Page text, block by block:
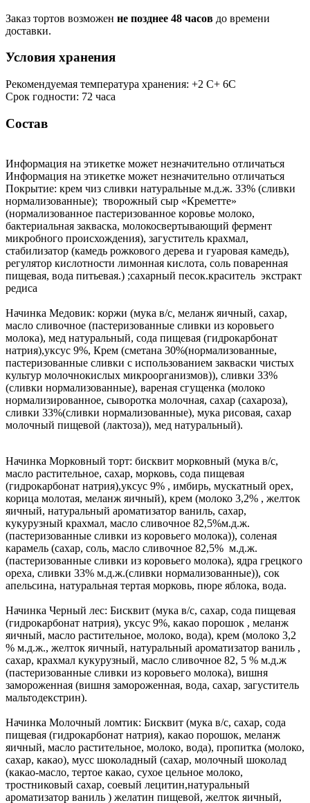
Заказ тортов возможен не позднее 48 часов до времени
доставки.
Условия хранения
Рекомендуемая температура хранения: +2 С+ 6С
Срок годности: 72 часа
Состав
Информация на этикетке может незначительно отличаться
Информация на этикетке может незначительно отличаться
Покрытие: крем чиз сливки натуральные м.д.ж. 33% (сливки
нормализованные); творожный сыр «Креметте»
(нормализованное пастеризованное коровье молоко,
бактериальная закваска, молокосвертывающий фермент
микробного происхождения), загуститель крахмал,
стабилизатор (камедь рожкового дерева и гуаровая камедь),
регулятор кислотности лимонная кислота, соль поваренная
пищевая, вода питьевая.) ;сахарный песок.краситель экстракт
редиса
Начинка Медовик: коржи (мука в/с, меланж яичный, сахар,
масло сливочное (пастеризованные сливки из коровьего
молока), мед натуральный, сода пищевая (гидрокарбонат
натрия),уксус 9%, Крем (сметана 30%(нормализованные,
пастеризованные сливки с использованием закваски чистых
культур молочнокислых микроорганизмов)), сливки 33%
(сливки нормализованные), вареная сгущенка (молоко
нормализированное, сыворотка молочная, сахар (сахароза),
сливки 33%(сливки нормализованные), мука рисовая, сахар
молочный пищевой (лактоза)), мед натуральный).
Начинка Морковный торт: бисквит морковный (мука в/с,
масло растительное, сахар, морковь, сода пищевая
(гидрокарбонат натрия),уксус 9% , имбирь, мускатный орех,
корица молотая, меланж яичный), крем (молоко 3,2% , желток
яичный, натуральный ароматизатор ваниль, сахар,
кукурузный крахмал, масло сливочное 82,5%м.д.ж.
(пастеризованные сливки из коровьего молока)), соленая
карамель (сахар, соль, масло сливочное 82,5% м.д.ж.
(пастеризованные сливки из коровьего молока), ядра грецкого
ореха, сливки 33% м.д.ж.(сливки нормализованные)), сок
апельсина, натуральная тертая морковь, пюре яблока, вода.
Начинка Черный лес: Бисквит (мука в/с, сахар, сода пищевая
(гидрокарбонат натрия), уксус 9%, какао порошок , меланж
яичный, масло растительное, молоко, вода), крем (молоко 3,2
% м.д.ж., желток яичный, натуральный ароматизатор ваниль ,
сахар, крахмал кукурузный, масло сливочное 82, 5 % м.д.ж
(пастеризованные сливки из коровьего молока), вишня
замороженная (вишня замороженная, вода, сахар, загуститель
мальтодекстрин).
Начинка Молочный ломтик: Бисквит (мука в/с, сахар, сода
пищевая (гидрокарбонат натрия), какао порошок, меланж
яичный, масло растительное, молоко, вода), пропитка (молоко,
сахар, какао), мусс шоколадный (сахар, молочный шоколад
(какао-масло, тертое какао, сухое цельное молоко,
тростниковый сахар, соевый лецитин,натуральный
ароматизатор ваниль ) желатин пищевой, желток яичный,